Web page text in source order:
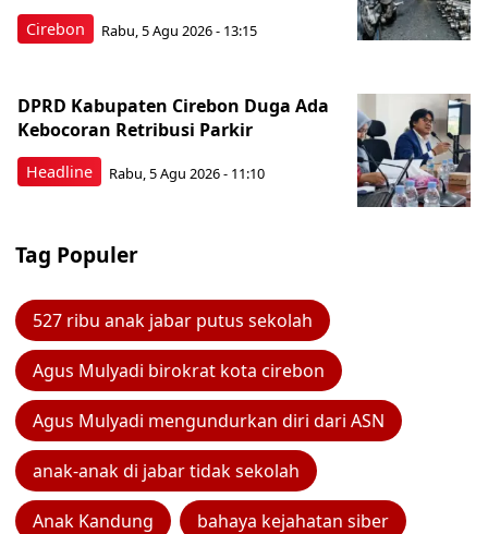
Cirebon Rabu, 5 Agu 2026 - 13:15
Headline
DPRD Kabupaten Cirebon Duga Ada
Kebocoran Retribusi Parkir
Rabu, 5 Agu 2026 - 11:10
Tag Populer
527 ribu anak jabar putus sekolah
Agus Mulyadi birokrat kota cirebon
Agus Mulyadi mengundurkan diri dari ASN
anak-anak di jabar tidak sekolah
Anak Kandung bahaya kejahatan siber